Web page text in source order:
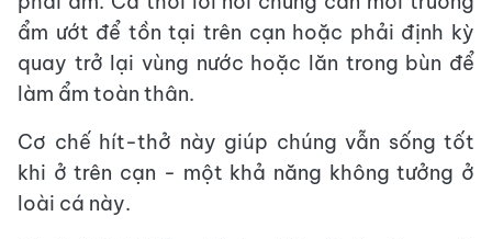
ẩm ướt để tồn tại trên cạn hoặc phải định kỳ
quay trở lại vùng nước hoặc lăn trong bùn để
làm ẩm toàn thân.
Cơ chế hít-thở này giúp chúng vẫn sống tốt
khi ở trên cạn - một khả năng không tưởng ở
loài cá này.